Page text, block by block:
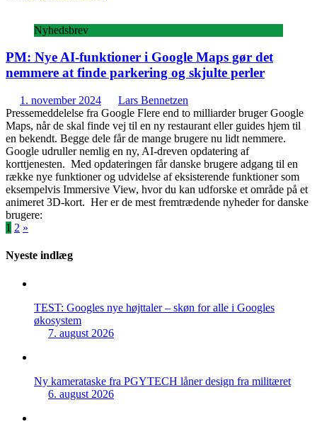
Nyhedsbrev
PM: Nye AI-funktioner i Google Maps gør det
nemmere at finde parkering og skjulte perler
1. november 2024
Lars Bennetzen
Pressemeddelelse fra Google Flere end to milliarder bruger Google
Maps, når de skal finde vej til en ny restaurant eller guides hjem til
en bekendt. Begge dele får de mange brugere nu lidt nemmere.
Google udruller nemlig en ny, AI-dreven opdatering af
korttjenesten. Med opdateringen får danske brugere adgang til en
række nye funktioner og udvidelse af eksisterende funktioner som
eksempelvis Immersive View, hvor du kan udforske et område på et
animeret 3D-kort. Her er de mest fremtrædende nyheder for danske
brugere:
Indlægsinddeling
1 2 »
Nyeste indlæg
TEST: Googles nye højttaler – skøn for alle i Googles
økosystem
7. august 2026
Ny kamerataske fra PGYTECH låner design fra militæret
6. august 2026